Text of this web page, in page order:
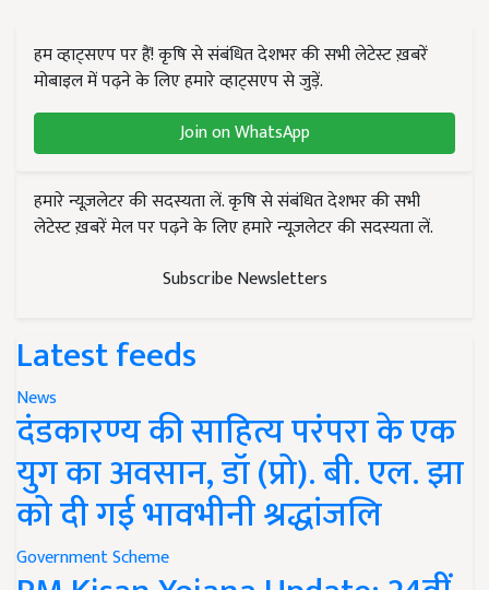
हम व्हाट्सएप पर हैं! कृषि से संबंधित देशभर की सभी लेटेस्ट ख़बरें
मोबाइल में पढ़ने के लिए हमारे व्हाट्सएप से जुड़ें.
Join on WhatsApp
हमारे न्यूज़लेटर की सदस्यता लें. कृषि से संबंधित देशभर की सभी
लेटेस्ट ख़बरें मेल पर पढ़ने के लिए हमारे न्यूज़लेटर की सदस्यता लें.
Subscribe Newsletters
Latest feeds
News
दंडकारण्य की साहित्य परंपरा के एक
युग का अवसान, डॉ (प्रो). बी. एल. झा
को दी गई भावभीनी श्रद्धांजलि
Government Scheme